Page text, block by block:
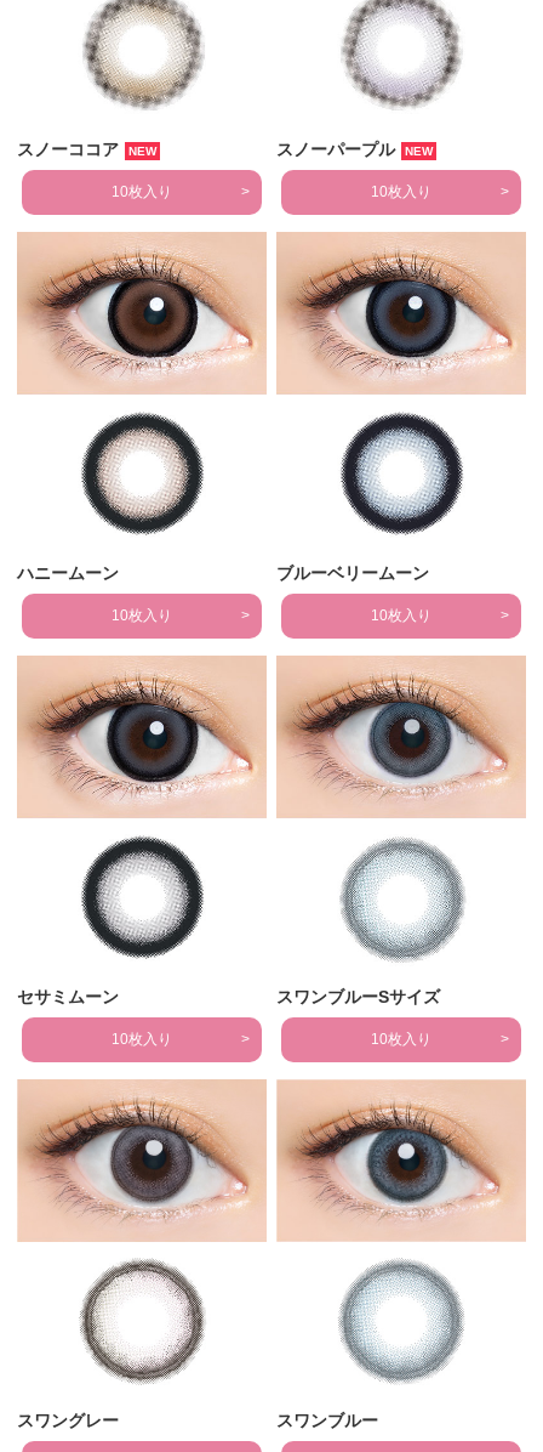
スノーココア NEW
10枚入り
スノーパープル NEW
10枚入り
ハニームーン
10枚入り
ブルーベリームーン
10枚入り
セサミムーン
10枚入り
スワンブルーSサイズ
10枚入り
スワングレー スワンブルー